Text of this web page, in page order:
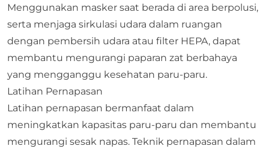
Menggunakan masker saat berada di area berpolusi,
serta menjaga sirkulasi udara dalam ruangan
dengan pembersih udara atau filter HEPA, dapat
membantu mengurangi paparan zat berbahaya
yang mengganggu kesehatan paru-paru.
Latihan Pernapasan
Latihan pernapasan bermanfaat dalam
meningkatkan kapasitas paru-paru dan membantu
mengurangi sesak napas. Teknik pernapasan dalam